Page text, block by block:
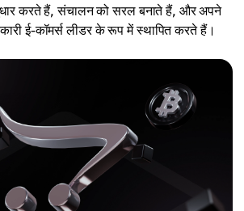
करते हैं, संचालन को सरल बनाते हैं, और अपने
ई-कॉमर्स लीडर के रूप में स्थापित करते हैं।